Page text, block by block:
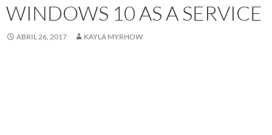
WINDOWS 10 AS A SERVICE
ABRIL 26, 2017 KAYLA MYRHOW